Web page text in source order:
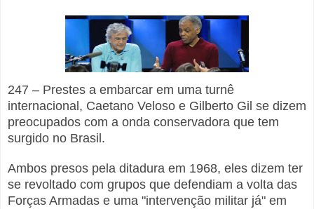
247 – Prestes a embarcar em uma turnê
internacional, Caetano Veloso e Gilberto Gil se dizem
preocupados com a onda conservadora que tem
surgido no Brasil.
Ambos presos pela ditadura em 1968, eles dizem ter
se revoltado com grupos que defendiam a volta das
Forças Armadas e uma "intervenção militar já" em